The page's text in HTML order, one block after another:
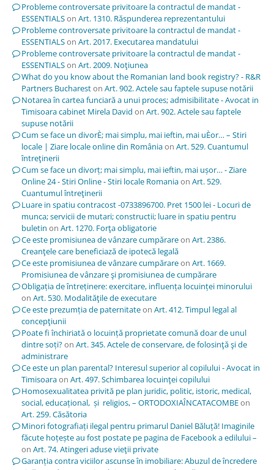
Probleme controversate privitoare la contractul de mandat -
ESSENTIALSon Art. 1310. Răspunderea reprezentantului
Probleme controversate privitoare la contractul de mandat -
ESSENTIALSon Art. 2017. Executarea mandatului
Probleme controversate privitoare la contractul de mandat -
ESSENTIALSon Art. 2009. Noţiunea
What do you know about the Romanian land book registry? - R&R
Partners Buchareston Art. 902. Actele sau faptele supuse notării
Notarea în cartea funciară a unui proces; admisibilitate - Avocat in
Timisoara cabinet Mirela David on Art. 902. Actele sau faptele
supuse notării
Cum se face un divorÈ; mai simplu, mai ieftin, mai uÈor… – Stiri
locale | Ziare locale online din Româniaon Art. 529. Cuantumul
întreţinerii
Cum se face un divorț; mai simplu, mai ieftin, mai ușor… - Ziare
Online 24 - Stiri Online - Stiri locale Romaniaon Art. 529.
Cuantumul întreţinerii
Luare in spatiu contracost -0733896700. Pret 1500 lei - Locuri de
munca; servicii de mutari; constructii; luare in spatiu pentru
buletin on Art. 1270. Forţa obligatorie
Ce este promisiunea de vânzare cumpărareon Art. 2386.
Creanţele care beneficiază de ipotecă legală
Ce este promisiunea de vânzare cumpărareon Art. 1669.
Promisiunea de vânzare şi promisiunea de cumpărare
Obligația de întreținere: exercitare, influența locuinței minorului
on Art. 530. Modalităţile de executare
Ce este prezumția de paternitateon Art. 412. Timpul legal al
concepţiunii
Poate fi închiriată o locuință proprietate comună doar de unul
dintre soți?on Art. 345. Actele de conservare, de folosinţă şi de
administrare
Ce este un plan parental? Interesul superior al copilului - Avocat in
Timisoaraon Art. 497. Schimbarea locuinţei copilului
Homosexualitatea privită pe plan juridic, politic, istoric, medical,
social, educațional, și religios, – ORTODOXIAÎNCATACOMBEon
Art. 259. Căsătoria
Minori fotografiați ilegal pentru primarul Daniel Băluță! Imaginile
făcute hoțește au fost postate pe pagina de Facebook a edilului –
on Art. 74. Atingeri aduse vieţii private
Garanția contra viciilor ascunse în imobiliare: Abuzul de încredere